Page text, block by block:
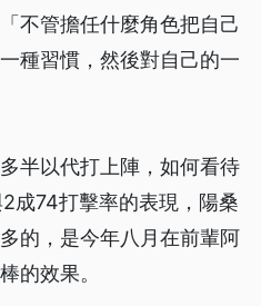
不管擔任什麼角色把自己
種習慣，然後對自己的一
半以代打上陣，如何看待
成74打擊率的表現，陽桑
的，是今年八月在前輩阿
的效果。